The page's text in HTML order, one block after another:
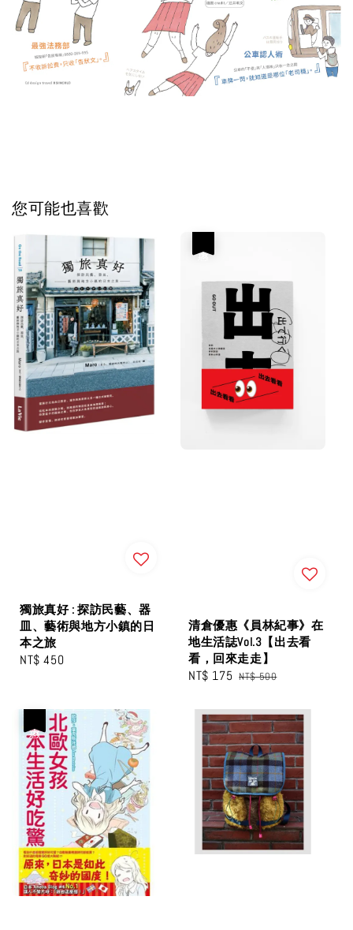
您可能也喜歡
獨旅真好 : 探訪民藝、器
皿、藝術與地方小鎮的日
本之旅
Regular
NT$ 450
清倉優惠《員林紀事》在
地生活誌Vol.3【出去看
看，回來走走】
Sale
NT$ 175 Regular
NT$ 500